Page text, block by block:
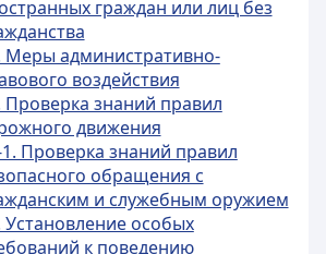
граждан или лиц без
Меры административно-
воздействия
Проверка знаний правил
движения
1. Проверка знаний правил
обращения с
и служебным оружием
Установление особых
к поведению